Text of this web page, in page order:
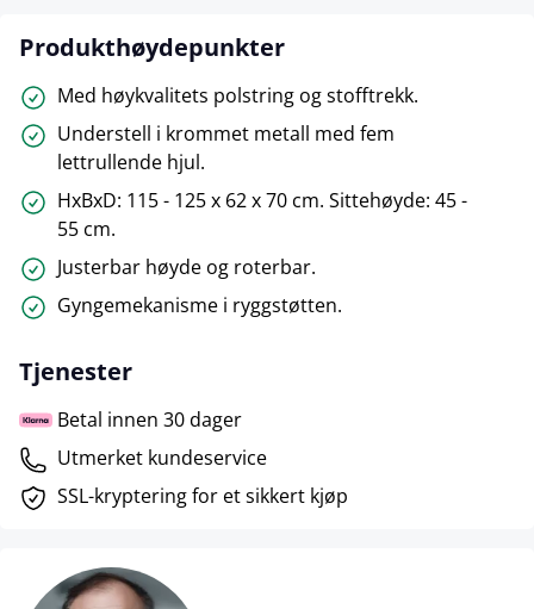
Produkthøydepunkter
Med høykvalitets polstring og stofftrekk.
Understell i krommet metall med fem
lettrullende hjul.
HxBxD: 115 - 125 x 62 x 70 cm. Sittehøyde: 45 -
55 cm.
Justerbar høyde og roterbar.
Gyngemekanisme i ryggstøtten.
Tjenester
Betal innen 30 dager
Utmerket kundeservice
SSL-kryptering for et sikkert kjøp